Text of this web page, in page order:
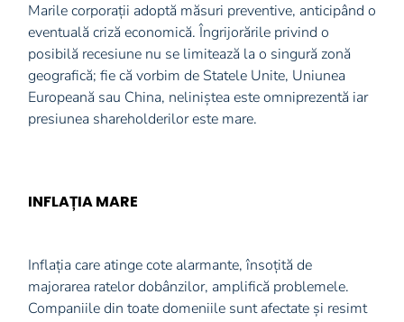
Marile corporații adoptă măsuri preventive, anticipând o
eventuală criză economică. Îngrijorările privind o
posibilă recesiune nu se limitează la o singură zonă
geografică; fie că vorbim de Statele Unite, Uniunea
Europeană sau China, neliniștea este omniprezentă iar
presiunea shareholderilor este mare.
INFLAȚIA MARE
Inflația care atinge cote alarmante, însoțită de
majorarea ratelor dobânzilor, amplifică problemele.
Companiile din toate domeniile sunt afectate și resimt